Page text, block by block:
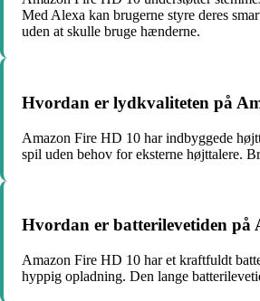
Med Alexa kan brugerne styre deres
uden at skulle bruge hænderne.
Hvordan er lydkvaliteten på
Amazon Fire HD 10 har indbyggede
spil uden behov for eksterne højttalere.
Hvordan er batterilevetiden på
Amazon Fire HD 10 har et kraftfuldt
hyppig opladning. Den lange